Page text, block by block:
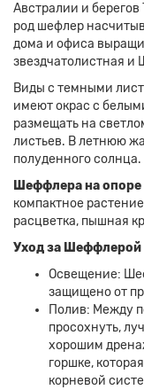
Австралии и
род шефлер
дома и офиса
звездчатолистная и
Виды с темными
имеют окрас с
размещать на
листьев. В летнюю
полуденного солнца.
Шеффлера на опоре
компактное
расцветка, пышная
Уход за Шеффлерой
Освещение:
защищено от
Полив: Между
просохнуть,
хорошим
горшке,
корневой